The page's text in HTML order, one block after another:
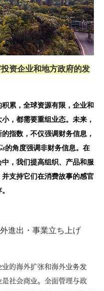
资企业和地方政府的发
积累，全球资源有限，企业和
，都需要重组业态。未来，
指数，不仅强调财务信息，
的角度强调非财务信息。在
，我们提高组织、产品和服
支持它们在消费故事的感官
進出・事業立ち上げ
的海外扩张和海外业务发
是社会商业。全面管理与政